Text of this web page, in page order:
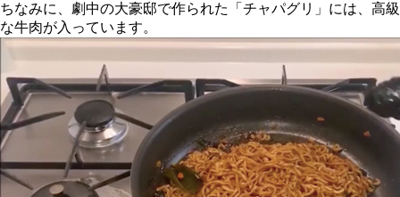
ちなみに、劇中の大豪邸で作られた「チャパグリ」には、高級
な牛肉が入っています。